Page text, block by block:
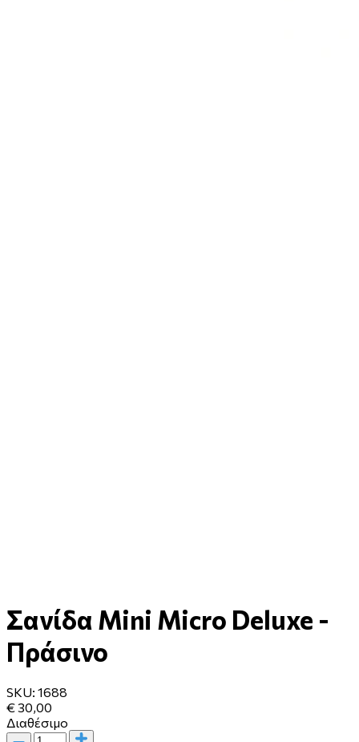
Σανίδα Mini Micro Deluxe -
Πράσινο
SKU: 1688
€ 30,00
Διαθέσιμο